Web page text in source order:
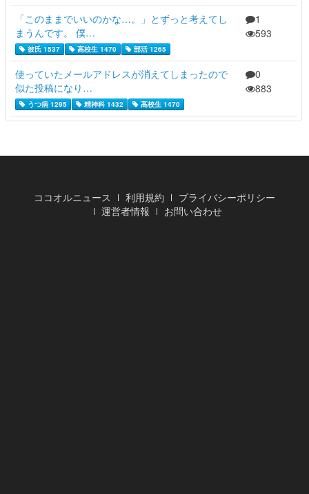
「このままでいいのかな…。」とずっと考えてし
まうんです。 僕…
彼氏 1537 高校生 1470 部活 1265
1
593
使っていたメールアドレスが消えてしまったので
似た投稿になり…
うつ病 1295 精神科 1432 高校生 1470
0
883
ココオルニュース 利用規約
プライバシーポリシー
運営者情報
お問い合わせ